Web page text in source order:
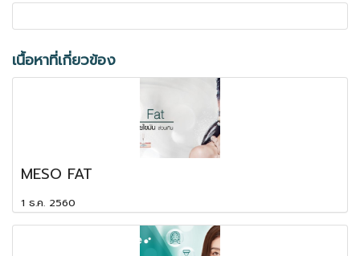
เนื้อหาที่เกี่ยวข้อง
MESO FAT
1 ธ.ค. 2560